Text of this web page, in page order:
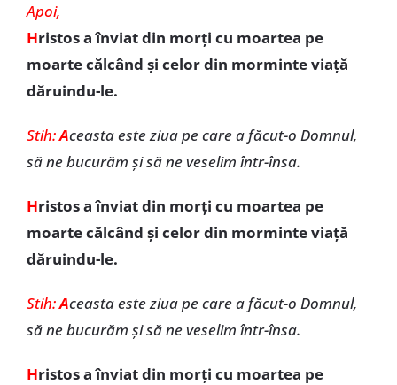
Apoi,
Hristos a înviat din morți cu moartea pe
moarte călcând și celor din morminte viață
dăruindu-le.
Stih:Aceasta este ziua pe care a făcut-o Domnul,
să ne bucurăm și să ne veselim într-însa.
Hristos a înviat din morți cu moartea pe
moarte călcând și celor din morminte viață
dăruindu-le.
Stih:Aceasta este ziua pe care a făcut-o Domnul,
să ne bucurăm și să ne veselim într-însa.
Hristos a înviat din morți cu moartea pe